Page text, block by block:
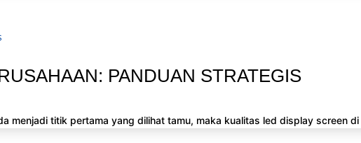
PANDUAN STRATEGIS
menjadi titik pertama yang dilihat tamu, maka kualitas led display screen